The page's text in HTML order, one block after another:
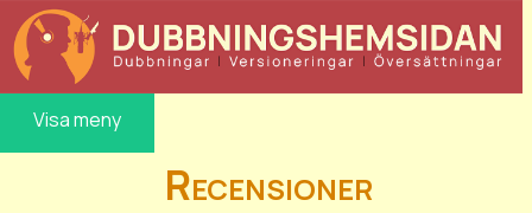
Visa meny
Recensioner